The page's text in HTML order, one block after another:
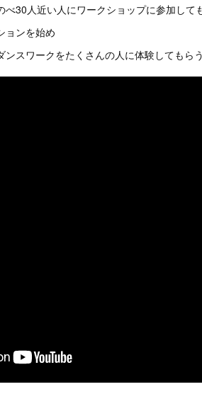
べ30人近い人にワークショップに参加して
ョンを始め
スワークをたくさんの人に体験してもら